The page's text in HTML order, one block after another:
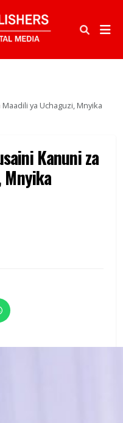
ya Uchaguzi, Mnyika
Kanuni za
Mnyika